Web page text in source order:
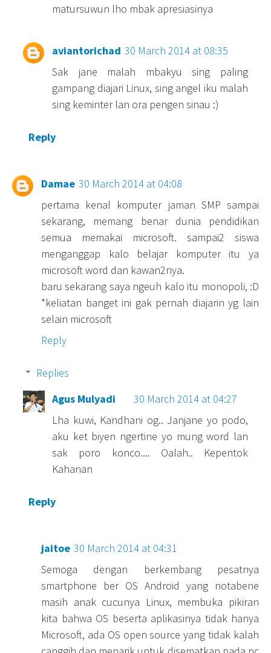
matursuwun lho mbak apresiasinya
aviantorichad 30 March 2014 at 08:35
Sak jane malah mbakyu sing paling
gampang diajari Linux, sing angel iku malah
sing keminter lan ora pengen sinau :)
Reply
Damae 30 March 2014 at 04:08
pertama kenal komputer jaman SMP sampai
sekarang, memang benar dunia pendidikan
semua memakai microsoft. sampai2 siswa
menganggap kalo belajar komputer itu ya
microsoft word dan kawan2nya.
baru sekarang saya ngeuh kalo itu monopoli, :D
*keliatan banget ini gak pernah diajarin yg lain
selain microsoft
Reply
Replies
Agus Mulyadi
30 March 2014 at 04:27
Lha kuwi, Kandhani og.. Janjane yo podo,
aku ket biyen ngertine yo mung word lan
sak poro konco.... Oalah.. Kepentok
Kahanan
Reply
jaitoe 30 March 2014 at 04:31
Semoga dengan berkembang pesatnya
smartphone ber OS Android yang notabene
masih anak cucunya Linux, membuka pikiran
kita bahwa OS beserta aplikasinya tidak hanya
Microsoft, ada OS open source yang tidak kalah